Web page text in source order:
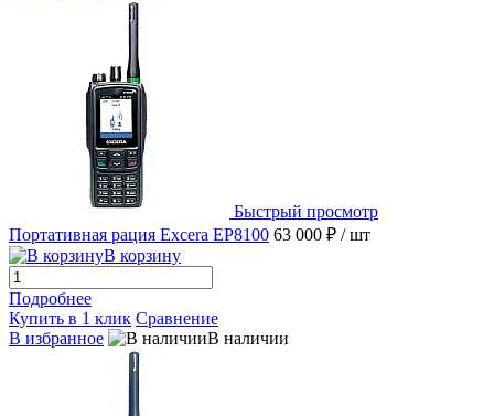
Быстрый просмотр
Портативная рация Excera EP8100 63 000 ₽ / шт
В корзину
Подробнее
Купить в 1 клик Сравнение
В избранное
В наличии